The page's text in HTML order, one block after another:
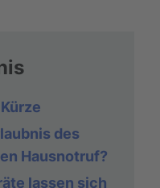
des
Hausnotruf?
lassen sich